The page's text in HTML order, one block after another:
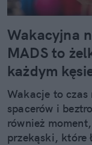
Wakacyjna
MADS to
każdym
Wakacje to
spacerów i
również
przekąski, które